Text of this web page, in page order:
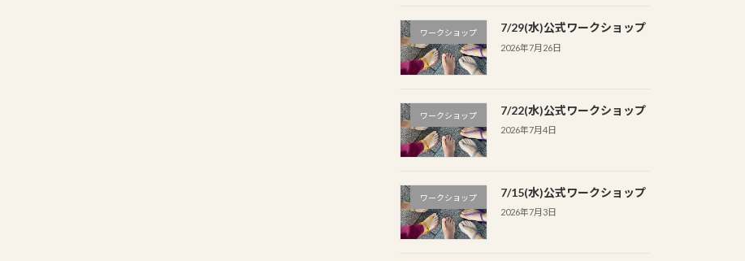
ワークショップ 7/29(水)公式ワークショップ
2026年7月26日
ワークショップ 7/22(水)公式ワークショップ
2026年7月4日
ワークショップ 7/15(水)公式ワークショップ
2026年7月3日